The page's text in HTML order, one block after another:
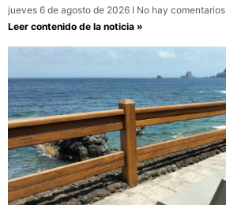
jueves 6 de agosto de 2026
No hay comentarios
Leer contenido de la noticia »